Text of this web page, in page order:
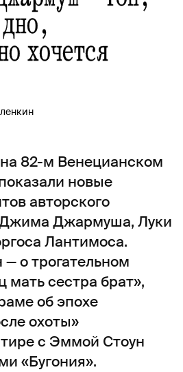
хочется
82-м Венецианском
новые
авторского
Джармуша, Луки
Лантимоса.
о трогательном
мать сестра брат»,
об эпохе
охоты»
с Эммой Стоун
«Бугония».